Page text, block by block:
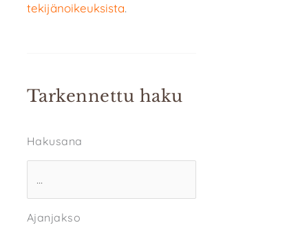
tekijänoikeuksista.
Tarkennettu haku
Hakusana
Ajanjakso